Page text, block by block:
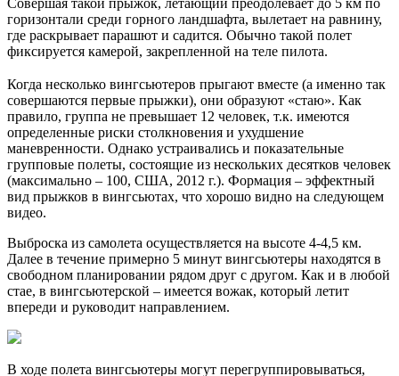
Совершая такой прыжок, летающий преодолевает до 5 км по
горизонтали среди горного ландшафта, вылетает на равнину,
где раскрывает парашют и садится. Обычно такой полет
фиксируется камерой, закрепленной на теле пилота.
Когда несколько вингсьютеров прыгают вместе (а именно так
совершаются первые прыжки), они образуют «стаю». Как
правило, группа не превышает 12 человек, т.к. имеются
определенные риски столкновения и ухудшение
маневренности. Однако устраивались и показательные
групповые полеты, состоящие из нескольких десятков человек
(максимально – 100, США, 2012 г.). Формация – эффектный
вид прыжков в вингсьютах, что хорошо видно на следующем
видео.
Выброска из самолета осуществляется на высоте 4-4,5 км.
Далее в течение примерно 5 минут вингсьютеры находятся в
свободном планировании рядом друг с другом. Как и в любой
стае, в вингсьютерской – имеется вожак, который летит
впереди и руководит направлением.
В ходе полета вингсьютеры могут перегруппировываться,